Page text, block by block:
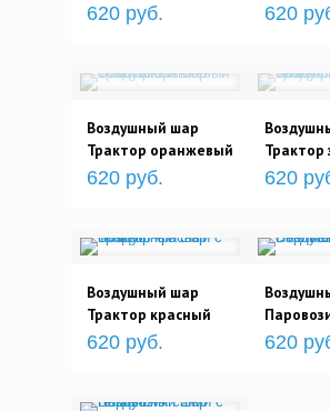
620 руб. 620
Воздушный шар
Трактор оранжевый
620 руб.
Трактор
620
Воздушный шар
Трактор красный
620 руб. 620